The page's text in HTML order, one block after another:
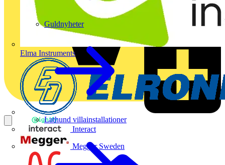
Elma Instruments
Interact
Megger Sweden
Guldnyheter
Lathund villainstallationer